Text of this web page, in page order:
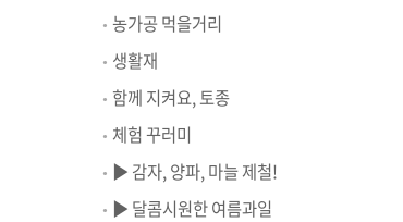
농가공 먹을거리
생활재
함께 지켜요, 토종
체험 꾸러미
▶ 감자, 양파, 마늘 제철!
▶ 달콤시원한 여름과일